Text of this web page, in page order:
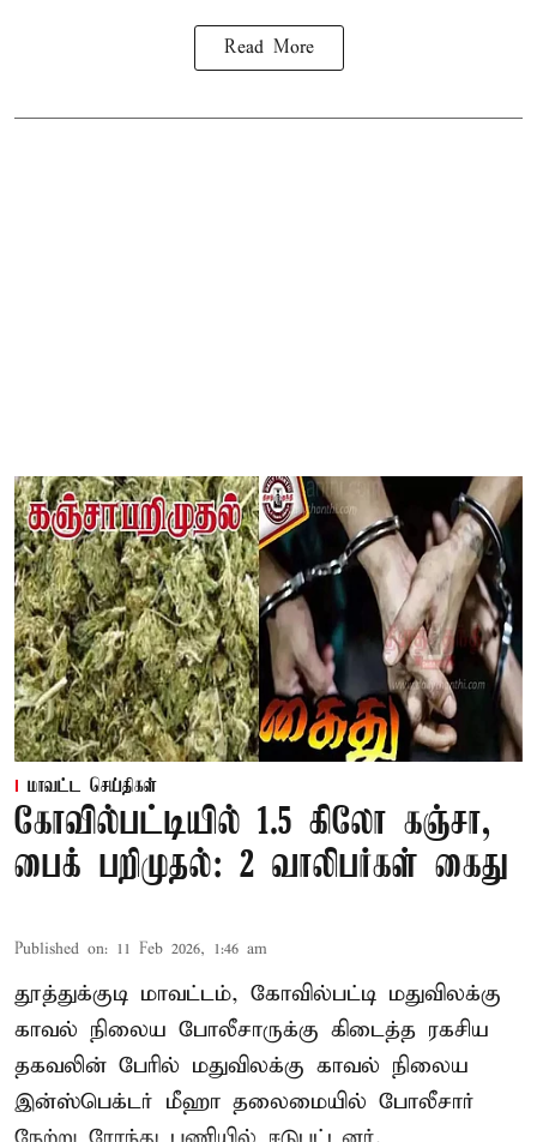
Read More
மாவட்ட செய்திகள்
கோவில்பட்டியில் 1.5 கிலோ கஞ்சா,
பைக் பறிமுதல்: 2 வாலிபர்கள் கைது
Published on: 11 Feb 2026, 1:46 am
தூத்துக்குடி மாவட்டம், கோவில்பட்டி மதுவிலக்கு
காவல் நிலைய போலீசாருக்கு கிடைத்த ரகசிய
தகவலின் பேரில் மதுவிலக்கு காவல் நிலைய
இன்ஸ்பெக்டர் மீஹா தலைமையில் போலீசார்